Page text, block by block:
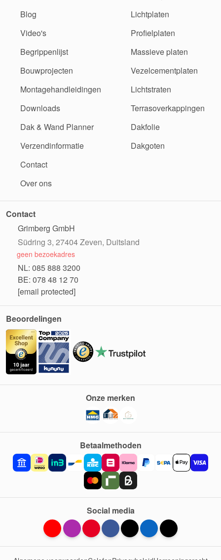
Blog
Video's
Begrippenlijst
Bouwprojecten
Montagehandleidingen
Downloads
Dak & Wand Planner
Verzendinformatie
Contact
Over ons
Lichtplaten
Profielplaten
Massieve platen
Vezelcementplaten
Lichtstraten
Terrasoverkappingen
Dakfolie
Dakgoten
Contact
Grimberg GmbH
Südring 3, 27404 Zeven, Duitsland
geen bezoekadres
NL: 085 888 3200
BE: 078 48 12 70
[email protected]
Beoordelingen
Betaalmethoden
Onze merken
Social media